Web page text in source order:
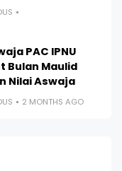
PAC IPNU
Bulan Maulid
Nilai Aswaja
2 MONTHS AGO